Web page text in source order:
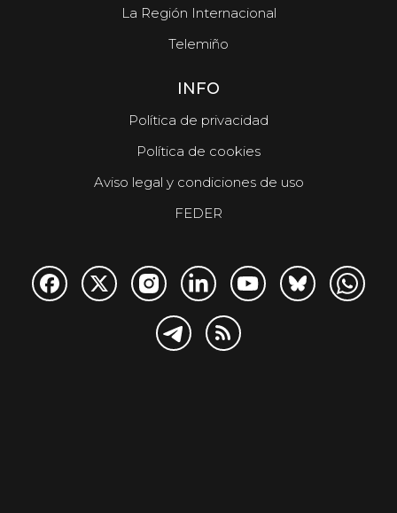
La Región Internacional
Telemiño
INFO
Política de privacidad
Política de cookies
Aviso legal y condiciones de uso
FEDER